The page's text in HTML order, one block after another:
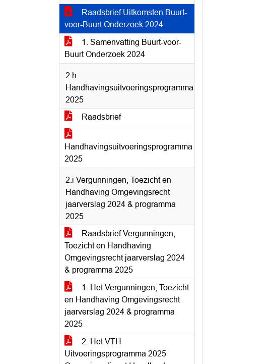
Raadsbrief Uitkomsten Buurt-
voor-Buurt Onderzoek 2024
1. Samenvatting Buurt-voor-
Buurt Onderzoek 2024
2.h
Handhavingsuitvoeringsprogramma
2025
Raadsbrief
Handhavingsuitvoeringsprogramma
2025
2.i Vergunningen, Toezicht en
Handhaving Omgevingsrecht
jaarverslag 2024 & programma
2025
Raadsbrief Vergunningen,
Toezicht en Handhaving
Omgevingsrecht jaarverslag 2024
& programma 2025
1. Het Vergunningen, Toezicht
en Handhaving Omgevingsrecht
jaarverslag 2024 & programma
2025
2. Het VTH
Uitvoeringsprogramma 2025